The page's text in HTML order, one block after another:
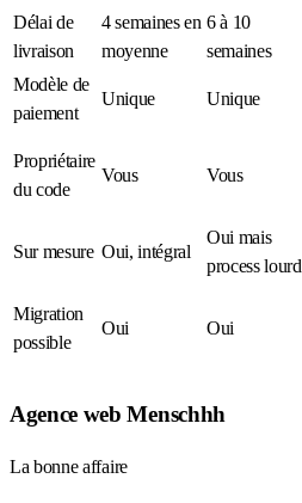
Délai de
livraison
4 semaines en
moyenne
6 à 10
semaines
Modèle de
paiement
Unique Unique
Propriétaire
du code
Vous Vous
Sur mesure Oui, intégral
Oui mais
process lourd
Migration
possible
Oui Oui
Agence web Menschhh
La bonne affaire